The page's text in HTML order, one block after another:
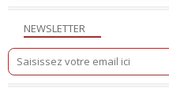
NEWSLETTER